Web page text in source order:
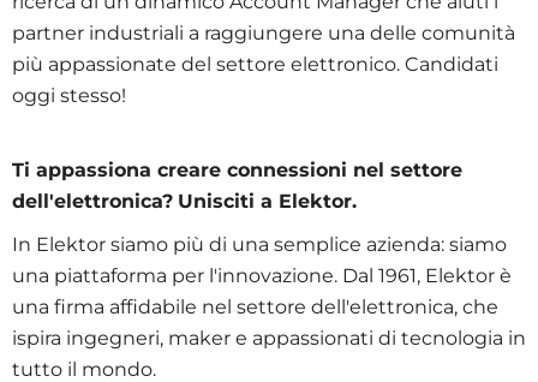
partner industriali a raggiungere una delle comunità
più appassionate del settore elettronico. Candidati
oggi stesso!
Ti appassiona creare connessioni nel settore
dell'elettronica? Unisciti a Elektor.
In Elektor siamo più di una semplice azienda: siamo
una piattaforma per l'innovazione. Dal 1961, Elektor è
una firma affidabile nel settore dell'elettronica, che
ispira ingegneri, maker e appassionati di tecnologia in
tutto il mondo.